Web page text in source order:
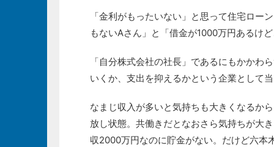
「金利がもったいない」と思って住宅ロー
もないAさん」と「借金が1000万円あるけ
「自分株式会社の社長」であるにもかかわ
いくか、支出を抑えるかという企業として
なまじ収入が多いと気持ちも大きくなるか
放し状態。共働きだとなおさら気持ちが大
収2000万円なのに貯金がない。だけど六本